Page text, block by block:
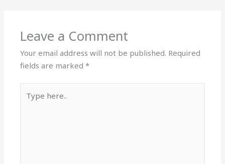
Leave a Comment
Your email address will not be published. Required
fields are marked*
here..